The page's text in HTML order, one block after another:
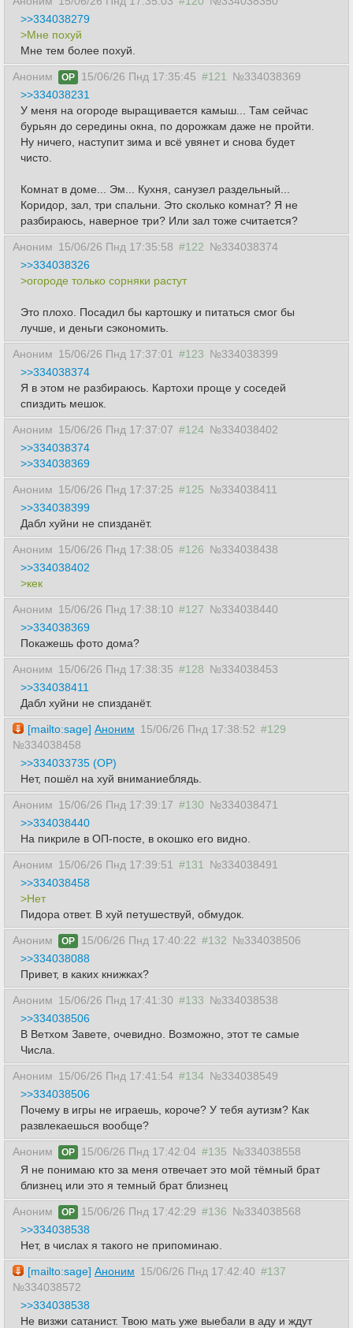
>>334038279
>Мне похуй
Мне тем более похуй.
Аноним OP 15/06/26 Пнд 17:35:45 #121
№334038369
>>334038231
У меня на огороде выращивается камыш... Там сейчас
бурьян до середины окна, по дорожкам даже не пройти.
Ну ничего, наступит зима и всё увянет и снова будет
чисто.
Комнат в доме... Эм... Кухня, санузел раздельный...
Коридор, зал, три спальни. Это сколько комнат? Я не
разбираюсь, наверное три? Или зал тоже считается?
Аноним 15/06/26 Пнд 17:35:58 #122 №334038374
>>334038326
>огороде только сорняки растут
Это плохо. Посадил бы картошку и питаться смог бы
лучше, и деньги сэкономить.
Аноним 15/06/26 Пнд 17:37:01 #123 №334038399
>>334038374
Я в этом не разбираюсь. Картохи проще у соседей
спиздить мешок.
Аноним 15/06/26 Пнд 17:37:07 #124 №334038402
>>334038374
>>334038369
Аноним 15/06/26 Пнд 17:37:25 #125 №334038411
>>334038399
Дабл хуйни не спизданёт.
Аноним 15/06/26 Пнд 17:38:05 #126 №334038438
>>334038402
>кек
Аноним 15/06/26 Пнд 17:38:10 #127 №334038440
>>334038369
Покажешь фото дома?
Аноним 15/06/26 Пнд 17:38:35 #128 №334038453
>>334038411
Дабл хуйни не спизданёт.
[mailto:sage] Аноним 15/06/26 Пнд 17:38:52 #129
№334038458
>>334033735 (OP)
Нет, пошёл на хуй вниманиеблядь.
Аноним 15/06/26 Пнд 17:39:17 #130 №334038471
>>334038440
На пикриле в ОП-посте, в окошко его видно.
Аноним 15/06/26 Пнд 17:39:51 #131
№334038491
>>334038458
>Нет
Пидора ответ. В хуй петушествуй, обмудок.
Аноним OP 15/06/26 Пнд 17:40:22 #132 №334038506
>>334038088
Привет, в каких книжках?
Аноним 15/06/26 Пнд 17:41:30 #133 №334038538
>>334038506
В Ветхом Завете, очевидно. Возможно, этот те самые
Числа.
Аноним 15/06/26 Пнд 17:41:54 #134 №334038549
>>334038506
Почему в игры не играешь, короче? У тебя аутизм? Как
развлекаешься вообще?
Аноним OP 15/06/26 Пнд 17:42:04 #135 №334038558
Я не понимаю кто за меня отвечает это мой тёмный брат
близнец или это я темный брат близнец
Аноним OP 15/06/26 Пнд 17:42:29 #136 №334038568
>>334038538
Нет, в числах я такого не припоминаю.
[mailto:sage] Аноним 15/06/26 Пнд 17:42:40 #137
№334038572
>>334038538
Не визжи сатанист. Твою мать уже выебали в аду и ждут